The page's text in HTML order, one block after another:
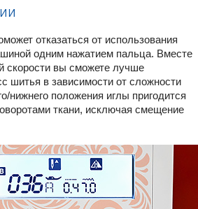
отказаться от использования
одним нажатием пальца. Вместе
скорости вы сможете лучше
шитья в зависимости от сложности
нижнего положения иглы пригодится
ткани, исключая смещение